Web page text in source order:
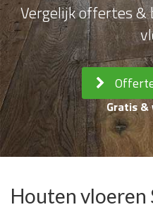
Vergelijk offertes &
Gratis &
Houten vloeren